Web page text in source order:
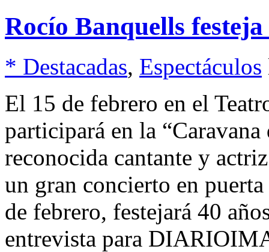
Rocío Banquells
* Destacadas, Espectáculos
El 15 de febrero en el
participará en la
reconocida cantante y
un gran concierto en
de febrero, festejará 40
entrevista para